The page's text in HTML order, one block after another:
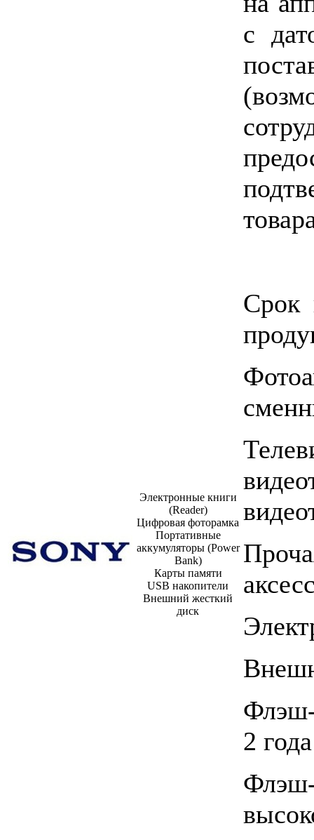
Электронные книги
(Reader)
Цифровая фоторамка
Портативные
аккумуляторы (Power
Bank)
Карты памяти
USB накопители
Внешний жесткий
диск
с
Срок
2